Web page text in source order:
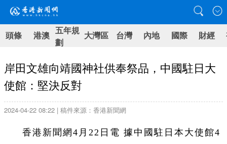
頭條 港澳 五年規
劃
大灣區 台灣 內地 國際 財經
岸田文雄向靖國神社供奉祭品，中國駐日大
使館：堅決反對
2024-04-22 08:22 | 稿件來源：香港新聞網
香港新聞網4月22日電 據中國駐日本大使館4